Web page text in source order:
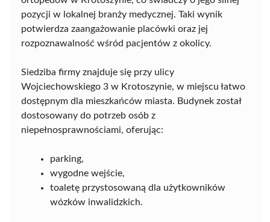
pozycji w lokalnej branży medycznej. Taki wynik
potwierdza zaangażowanie placówki oraz jej
rozpoznawalność wśród pacjentów z okolicy.
Siedziba firmy znajduje się przy ulicy
Wojciechowskiego 3 w Krotoszynie, w miejscu łatwo
dostępnym dla mieszkańców miasta. Budynek został
dostosowany do potrzeb osób z
niepełnosprawnościami, oferując:
parking,
wygodne wejście,
toaletę przystosowaną dla użytkowników
wózków inwalidzkich.